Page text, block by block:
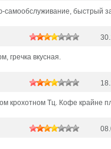
самообслуживание, быстрый
гречка вкусная.
крохотном Тц. Кофе крайне